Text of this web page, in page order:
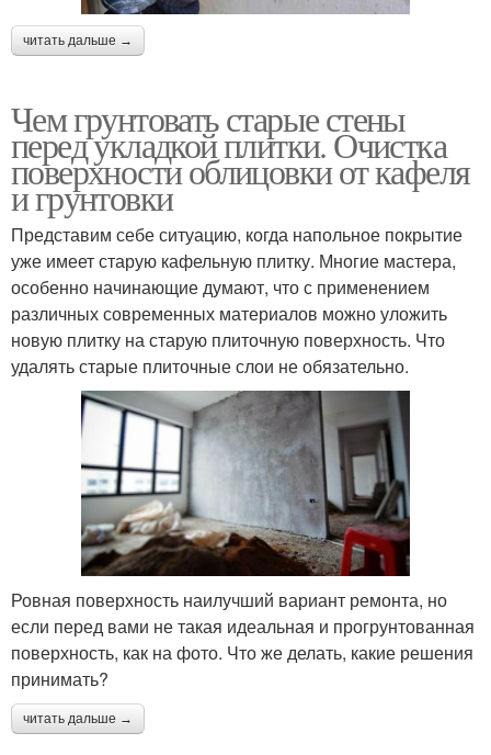
читать дальше →
Чем грунтовать старые стены
перед укладкой плитки. Очистка
поверхности облицовки от кафеля
и грунтовки
Представим себе ситуацию, когда напольное покрытие
уже имеет старую кафельную плитку. Многие мастера,
особенно начинающие думают, что с применением
различных современных материалов можно уложить
новую плитку на старую плиточную поверхность. Что
удалять старые плиточные слои не обязательно.
Ровная поверхность наилучший вариант ремонта, но
если перед вами не такая идеальная и прогрунтованная
поверхность, как на фото. Что же делать, какие решения
принимать?
читать дальше →